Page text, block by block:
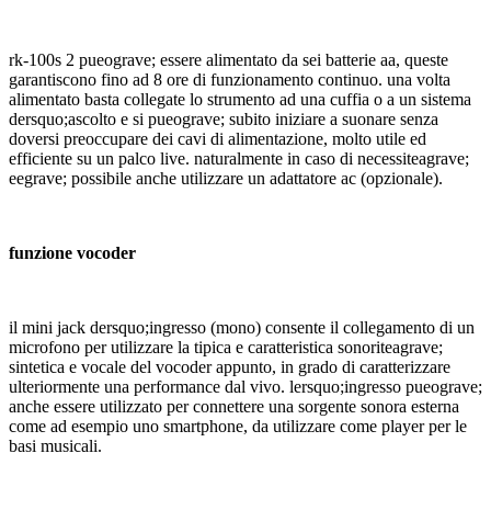
rk-100s 2 pueograve; essere alimentato da sei batterie aa, queste
garantiscono fino ad 8 ore di funzionamento continuo. una volta
alimentato basta collegate lo strumento ad una cuffia o a un sistema
dersquo;ascolto e si pueograve; subito iniziare a suonare senza
doversi preoccupare dei cavi di alimentazione, molto utile ed
efficiente su un palco live. naturalmente in caso di necessiteagrave;
eegrave; possibile anche utilizzare un adattatore ac (opzionale).
funzione vocoder
il mini jack dersquo;ingresso (mono) consente il collegamento di un
microfono per utilizzare la tipica e caratteristica sonoriteagrave;
sintetica e vocale del vocoder appunto, in grado di caratterizzare
ulteriormente una performance dal vivo. lersquo;ingresso pueograve;
anche essere utilizzato per connettere una sorgente sonora esterna
come ad esempio uno smartphone, da utilizzare come player per le
basi musicali.